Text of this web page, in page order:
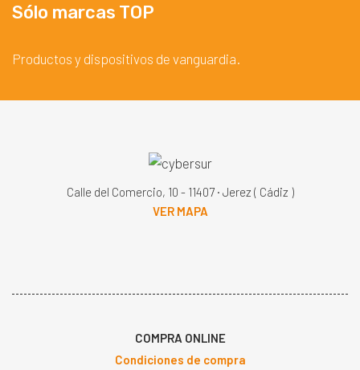
Sólo marcas TOP
Productos y dispositivos de vanguardia.
Calle del Comercio, 10 - 11407 · Jerez ( Cádiz )
VER MAPA
COMPRA ONLINE
Condiciones de compra